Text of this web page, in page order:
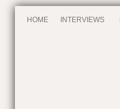
HOME INTERVIEWS